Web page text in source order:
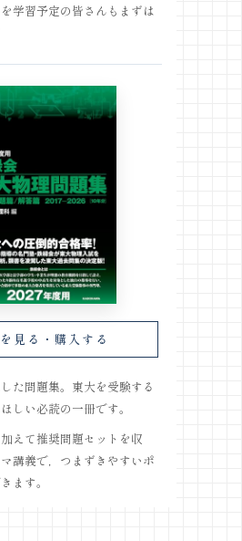
学習予定の皆さんもまずは
見る・購入する
た問題集。東大を受験する
しい必読の一冊です。
えて推奨問題セットを収
講義で，つまずきやすいポ
ます。